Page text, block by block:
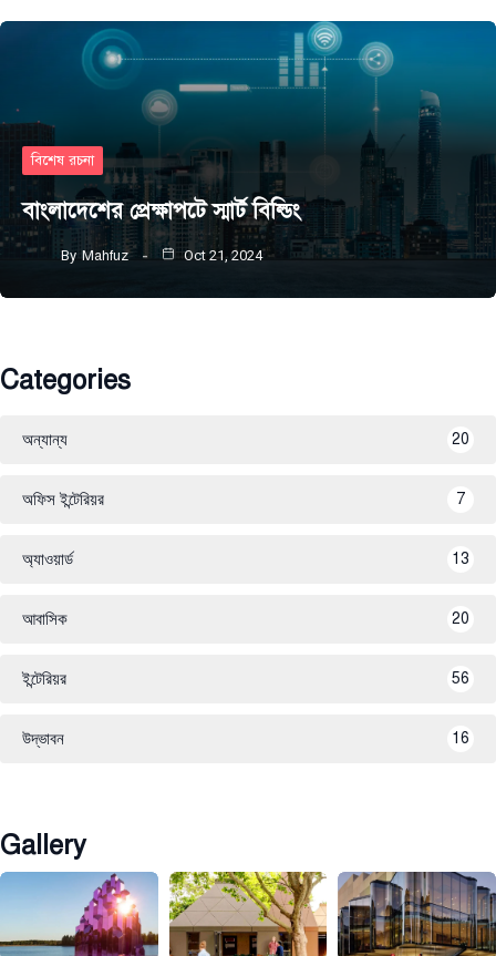
বিশেষ রচনা
বাংলাদেশের প্রেক্ষাপটে স্মার্ট বিল্ডিং
By Mahfuz Oct 21, 2024
Categories
অন্যান্য 20
অফিস ইন্টেরিয়র 7
অ্যাওয়ার্ড 13
আবাসিক 20
ইন্টেরিয়র 56
উদ্ভাবন 16
Gallery